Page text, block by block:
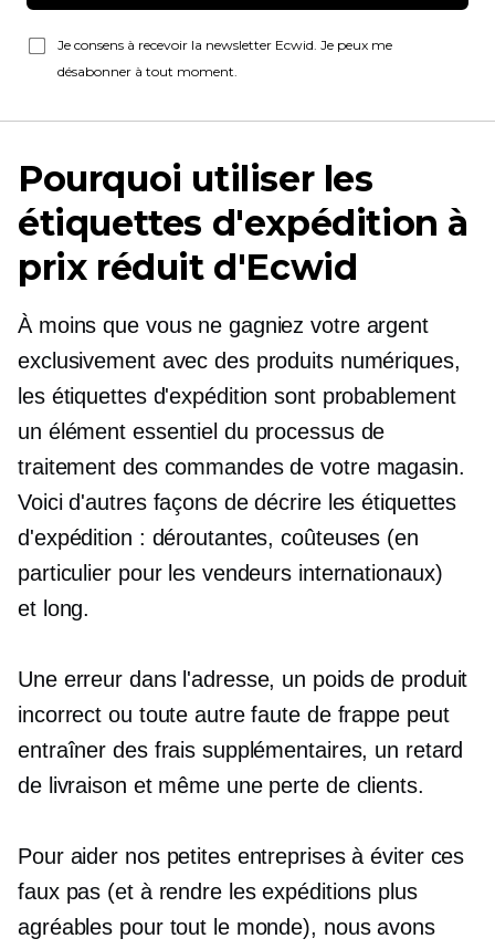
Je consens à recevoir la newsletter Ecwid. Je peux me
désabonner à tout moment.
Pourquoi utiliser les
étiquettes d'expédition à
prix réduit d'Ecwid
À moins que vous ne gagniez votre argent
exclusivement avec des produits numériques,
les étiquettes d'expédition sont probablement
un élément essentiel du processus de
traitement des commandes de votre magasin.
Voici d'autres façons de décrire les étiquettes
d'expédition : déroutantes, coûteuses (en
particulier pour les vendeurs internationaux)
et long.
Une erreur dans l'adresse, un poids de produit
incorrect ou toute autre faute de frappe peut
entraîner des frais supplémentaires, un retard
de livraison et même une perte de clients.
Pour aider nos petites entreprises à éviter ces
faux pas (et à rendre les expéditions plus
agréables pour tout le monde), nous avons